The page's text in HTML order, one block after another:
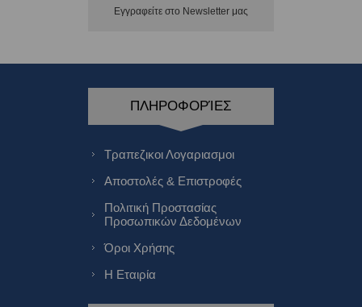
Εγγραφείτε στο Νewsletter μας
ΠΛΗΡΟΦΟΡΊΕΣ
Τραπεζικοι Λογαριασμοι
Αποστολές & Επιστροφές
Πολιτική Προστασίας
Προσωπικών Δεδομένων
Όροι Χρήσης
Η Εταιρία